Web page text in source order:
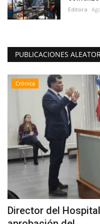
Editora
PUBLICACIONES
Crónica
Director del